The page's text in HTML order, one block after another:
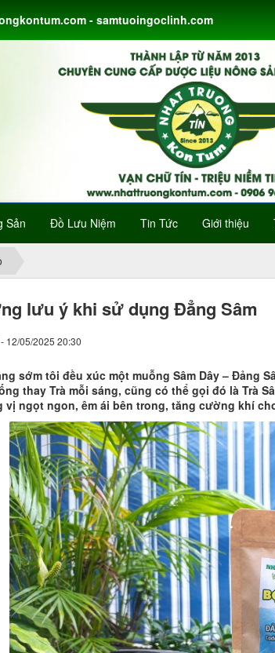
Sản Đồ Lưu Niệm Tin Tức Giới thiệu
- samtuoingoclinh.com
lưu ý khi sử dụng Đẳng Sâm
12/05/2025 20:30
sớm tôi đều xúc một muỗng Sâm Dây – Đảng
thay Trà mỗi sáng, cũng có thể gọi đó là Trà
vị ngọt ngon, êm ái bên trong, tăng cường khí